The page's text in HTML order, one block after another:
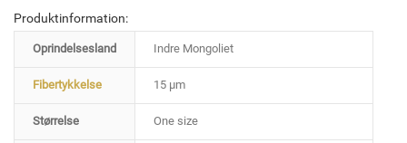
Produktinformation:
Oprindelsesland Indre Mongoliet
Fibertykkelse 15 µm
Størrelse One size